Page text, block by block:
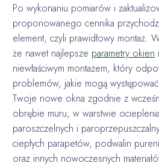
Po wykonaniu pomiarów i
proponowanego cennika
element, czyli prawidłowy montaż.
że nawet najlepsze parametry okien
niewłaściwym montażem, który
problemów, jakie mogą
Twoje nowe okna zgodnie z
obrębie muru, w warstwie
paroszczelnych i
ciepłych parapetów, podwalin
oraz innych nowoczesnych